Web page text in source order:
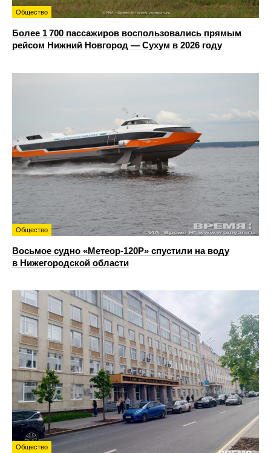
Общество
Более 1 700 пассажиров воспользовались прямым
рейсом Нижний Новгород — Сухум в 2026 году
Общество
Восьмое судно «Метеор-120Р» спустили на воду
в Нижегородской области
Общество